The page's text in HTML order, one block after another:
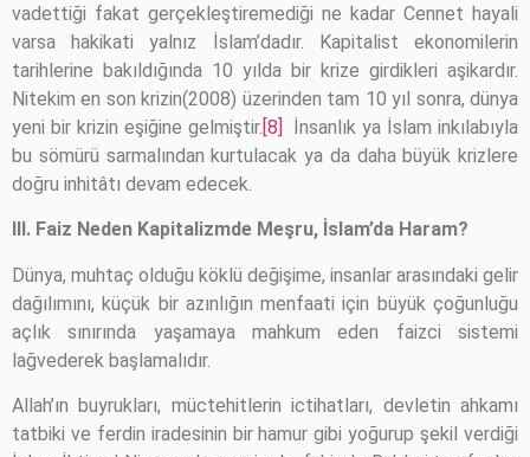
vadettiği fakat gerçekleştiremediği ne kadar Cennet hayali
varsa hakikati yalnız İslam’dadır. Kapitalist ekonomilerin
tarihlerine bakıldığında 10 yılda bir krize girdikleri aşikardır.
Nitekim en son krizin(2008) üzerinden tam 10 yıl sonra, dünya
yeni bir krizin eşiğine gelmiştir.[8] İnsanlık ya İslam inkılabıyla
bu sömürü sarmalından kurtulacak ya da daha büyük krizlere
doğru inhitâtı devam edecek.
III. Faiz Neden Kapitalizmde Meşru, İslam’da Haram?
Dünya, muhtaç olduğu köklü değişime, insanlar arasındaki gelir
dağılımını, küçük bir azınlığın menfaati için büyük çoğunluğu
açlık sınırında yaşamaya mahkum eden faizci sistemi
lağvederek başlamalıdır.
Allah’ın buyrukları, müctehitlerin ictihatları, devletin ahkamı
tatbiki ve ferdin iradesinin bir hamur gibi yoğurup şekil verdiği